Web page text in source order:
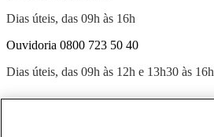
Dias úteis, das 09h às 16h
Ouvidoria 0800 723 50 40
Dias úteis, das 09h às 12h e 13h30 às 16h